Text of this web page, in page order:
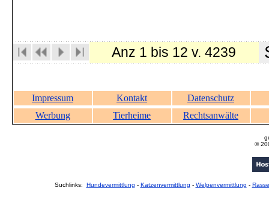
Anz 1 bis 12 v. 4239
Impressum Kontakt
Datenschutz
Werbung
Tierheime Rechtsanwälte
©
Suchlinks: Hundevermittlung - Katzenvermittlung - Welpenvermittlung -